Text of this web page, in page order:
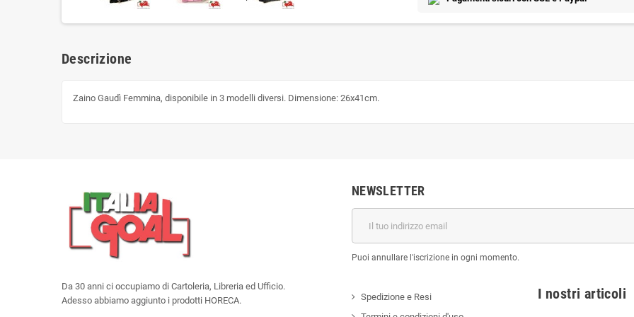
Descrizione
Zaino Gaudì Femmina, disponibile in 3 modelli diversi. Dimensione: 26x41cm.
Da 30 anni ci occupiamo di Cartoleria, Libreria ed Ufficio.
Adesso abbiamo aggiunto i prodotti HORECA.
NEWSLETTER
Puoi annullare l'iscrizione in ogni momento.
Spedizione e Resi
I nostri